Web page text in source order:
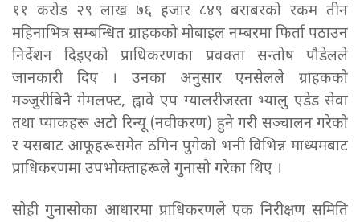
११ करोड २९ लाख ७६ हजार ८४९ बराबरको रकम तीन
महिनाभित्र सम्बन्धित ग्राहकको मोबाइल नम्बरमा फिर्ता पठाउन
निर्देशन दिइएको प्राधिकरणका प्रवक्ता सन्तोष पौडेलले
जानकारी दिए । उनका अनुसार एनसेलले ग्राहकको
मञ्जुरीबिनै गेमलफ्ट, ह्वावे एप ग्यालरीजस्ता भ्यालु एडेड सेवा
तथा प्याकहरू अटो रिन्यू (नवीकरण) हुने गरी सञ्चालन गरेको
र यसबाट आफूहरूसमेत ठगिन पुगेको भनी विभिन्न माध्यमबाट
प्राधिकरणमा उपभोक्ताहरूले गुनासो गरेका थिए ।
सोही गुनासोका आधारमा प्राधिकरणले एक निरीक्षण समिति